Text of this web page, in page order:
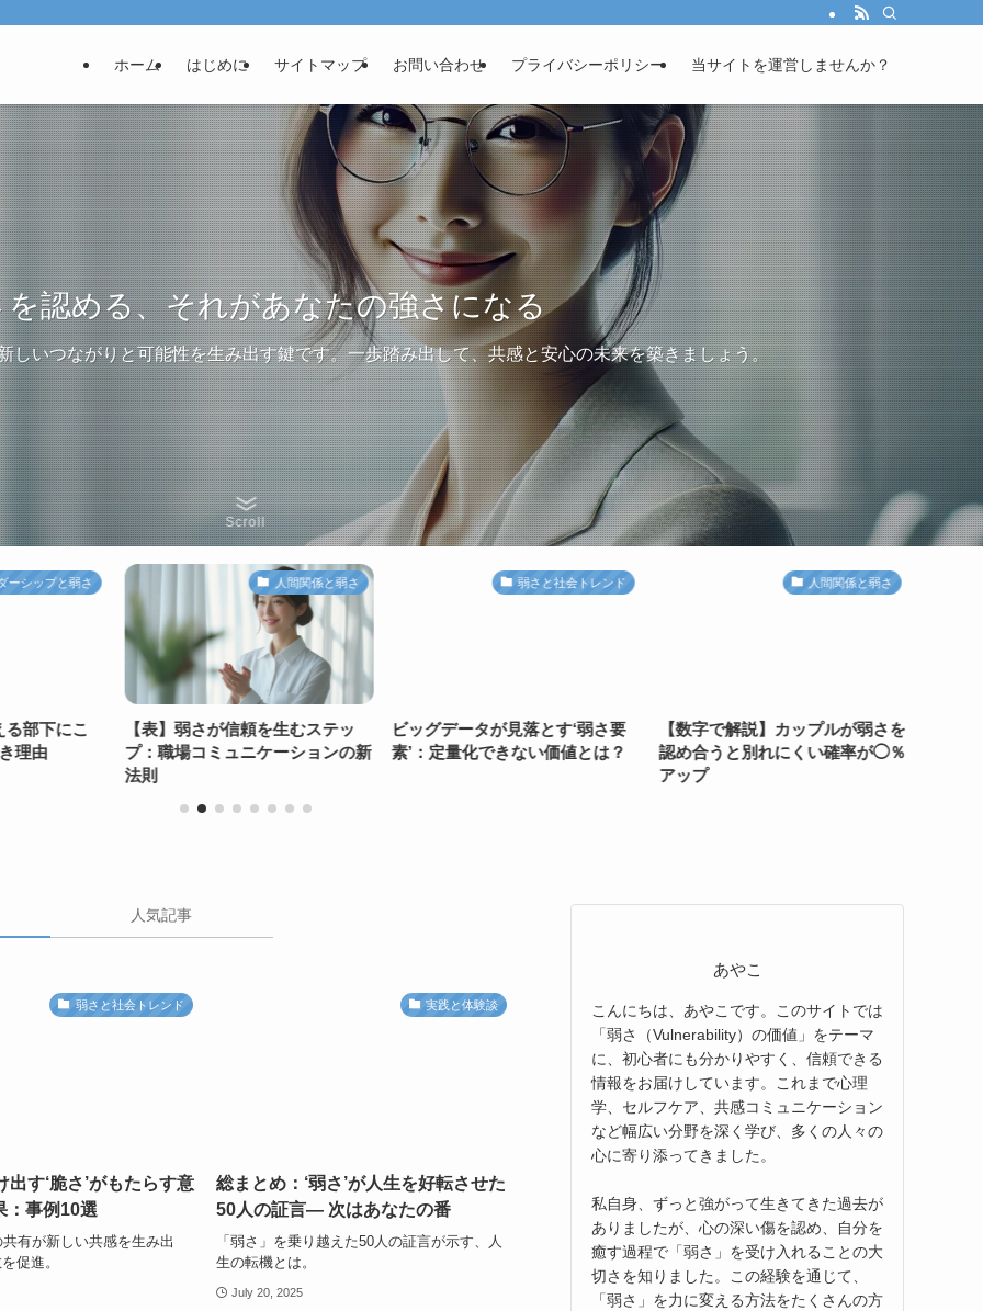
ホーム はじめに サイトマップ お問い合わせ プライバシーポリシー 当サイトを運営しませんか？
を認める、それがあなたの強さになる
しいつながりと可能性を生み出す鍵です。一歩踏み出して、共感と安心の未来を築きましょう。
Scroll
ーシップと弱さ
部下にこ
理由
人間関係と弱さ
【表】弱さが信頼を生むステッ
プ：職場コミュニケーションの新
法則
弱さと社会トレンド
ビッグデータが見落とす‘弱さ要
素’：定量化できない価値とは？
人間関係と弱さ
【数字で解説】カップルが弱さを
認め合うと別れにくい確率が◯％
アップ
人気記事
弱さと社会トレンド
す‘脆さ’がもたらす意
：事例10選
有が新しい共感を生み出
促進。
実践と体験談
総まとめ：‘弱さ’が人生を好転させた
50人の証言— 次はあなたの番
「弱さ」を乗り越えた50人の証言が示す、人
生の転機とは。
July 20, 2025
あやこ
こんにちは、あやこです。このサイトでは
「弱さ（Vulnerability）の価値」をテーマ
に、初心者にも分かりやすく、信頼できる
情報をお届けしています。これまで心理
学、セルフケア、共感コミュニケーション
など幅広い分野を深く学び、多くの人々の
心に寄り添ってきました。
私自身、ずっと強がって生きてきた過去が
ありましたが、心の深い傷を認め、自分を
癒す過程で「弱さ」を受け入れることの大
切さを知りました。この経験を通じて、
「弱さ」を力に変える方法をたくさんの方